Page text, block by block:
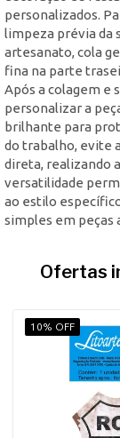
personalizados.
limpeza prévia da
artesanato, cola
fina na parte
Após a colagem e
personalizar a
brilhante para
do trabalho, evite
direta, realizando
versatilidade
ao estilo
simples em peças
Ofertas
10% OFF